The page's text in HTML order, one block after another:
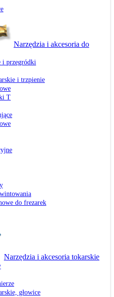
Narzędzia i akcesoria do
i przegródki
i trzpienie
T
do frezarek
Narzędzia i akcesoria tokarskie
głowice